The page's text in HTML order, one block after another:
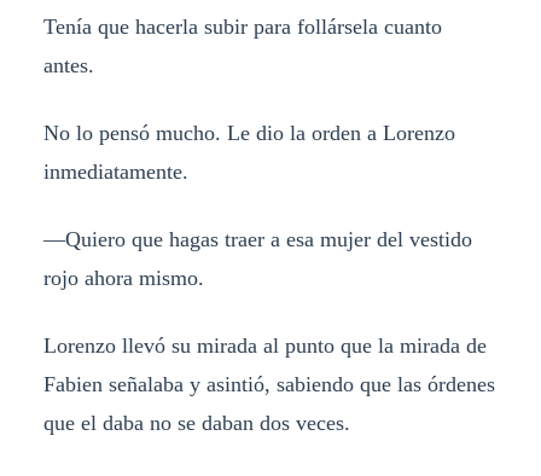
Tenía que hacerla subir para follársela cuanto
antes.
No lo pensó mucho. Le dio la orden a Lorenzo
inmediatamente.
—Quiero que hagas traer a esa mujer del vestido
rojo ahora mismo.
Lorenzo llevó su mirada al punto que la mirada de
Fabien señalaba y asintió, sabiendo que las órdenes
que el daba no se daban dos veces.